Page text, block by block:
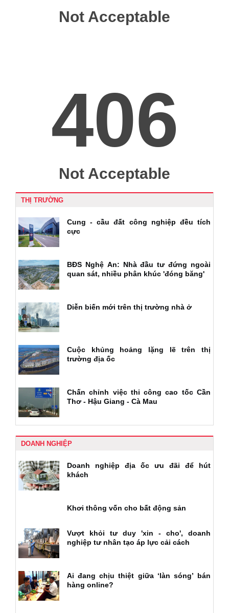
THỊ TRƯỜNG
Cung - cầu đất công nghiệp đều tích
cực
BĐS Nghệ An: Nhà đầu tư đứng ngoài
quan sát, nhiều phân khúc 'đóng băng'
Diễn biến mới trên thị trường nhà ở
Cuộc khủng hoảng lặng lẽ trên thị
trường địa ốc
Chấn chỉnh việc thi công cao tốc Cần
Thơ - Hậu Giang - Cà Mau
DOANH NGHIỆP
Doanh nghiệp địa ốc ưu đãi để hút
khách
Khơi thông vốn cho bất động sản
Vượt khỏi tư duy 'xin - cho', doanh
nghiệp tư nhân tạo áp lực cải cách
Ai đang chịu thiệt giữa ‘làn sóng’ bán
hàng online?